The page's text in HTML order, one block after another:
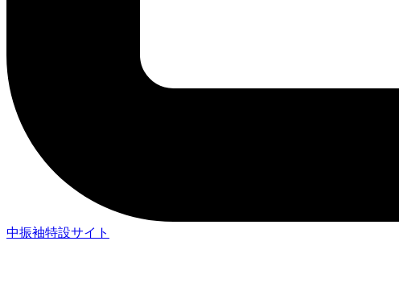
中振袖特設サイト